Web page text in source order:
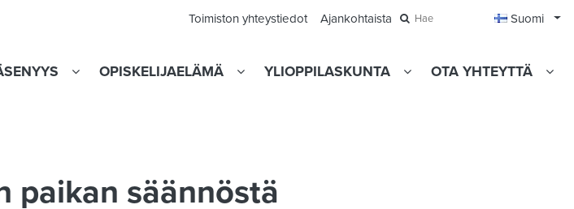
Toimiston yhteystiedot Ajankohtaista Hae Suomi
OPISKELIJAELÄMÄ YLIOPPILASKUNTA OTA YHTEYTTÄ
paikan säännöstä